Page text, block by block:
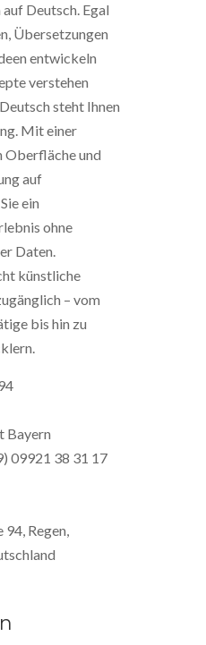
Deutsch. Egal
Übersetzungen
entwickeln
verstehen
steht Ihnen
Mit einer
Oberfläche und
auf
ein
ohne
Daten.
künstliche
– vom
bis hin zu
Bayern
09921 38 31 17
Regen,